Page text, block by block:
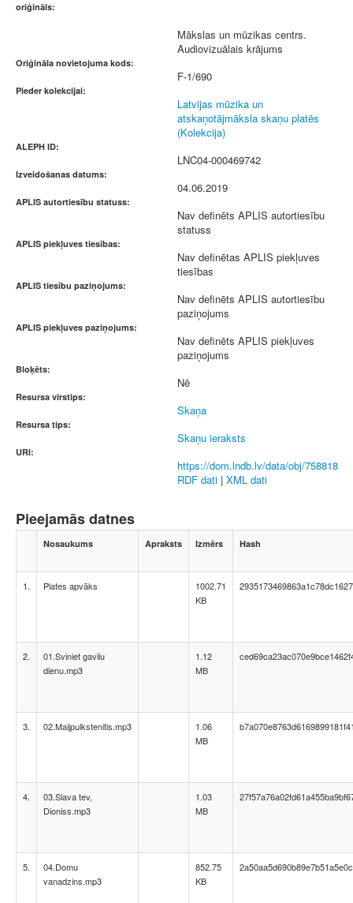
oriģināls:
Mākslas un mūzikas centrs.
Audiovizuālais krājums
Oriģināla novietojuma kods:
F-1/690
Pieder kolekcijai:
Latvijas mūzika un
atskaņotājmāksla skaņu platēs
(Kolekcija)
ALEPH ID:
LNC04-000469742
Izveidošanas datums:
04.06.2019
APLIS autortiesību statuss:
Nav definēts APLIS autortiesību
statuss
APLIS piekļuves tiesības:
Nav definētas APLIS piekļuves
tiesības
APLIS tiesību paziņojums:
Nav definēts APLIS autortiesību
paziņojums
APLIS piekļuves paziņojums:
Nav definēts APLIS piekļuves
paziņojums
Bloķēts:
Nē
Resursa virstips:
Skaņa
Resursa tips:
Skaņu ieraksts
URI:
https://dom.lndb.lv/data/obj/758818
RDF dati | XML dati
Pieejamās datnes
Nosaukums Apraksts Izmērs Hash
1. Plates apvāks
1002.71
KB
2.
01.Sviniet gavilu
dienu.mp3
1.12
MB
3. 02.Maijpulkstenitis.mp3
1.06
MB
4.
03.Slava tev,
Dioniss.mp3
1.03
MB
5.
04.Domu
vanadzins.mp3
852.75
KB